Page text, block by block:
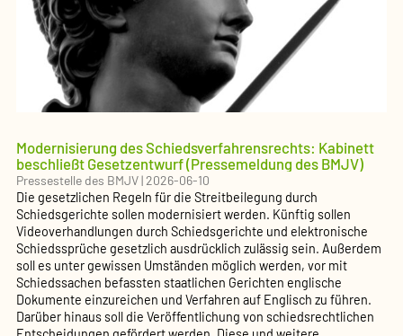
Modernisierung des Schiedsverfahrensrechts: Kabinett
beschließt Gesetzentwurf (Pressemeldung des BMJV)
Pressestelle des BMJV|2026-06-10
Die gesetzlichen Regeln für die Streitbeilegung durch
Schiedsgerichte sollen modernisiert werden. Künftig sollen
Videoverhandlungen durch Schiedsgerichte und elektronische
Schiedssprüche gesetzlich ausdrücklich zulässig sein. Außerdem
soll es unter gewissen Umständen möglich werden, vor mit
Schiedssachen befassten staatlichen Gerichten englische
Dokumente einzureichen und Verfahren auf Englisch zu führen.
Darüber hinaus soll die Veröffentlichung von schiedsrechtlichen